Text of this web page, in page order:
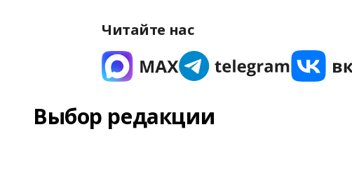
Читайте нас
Выбор редакции